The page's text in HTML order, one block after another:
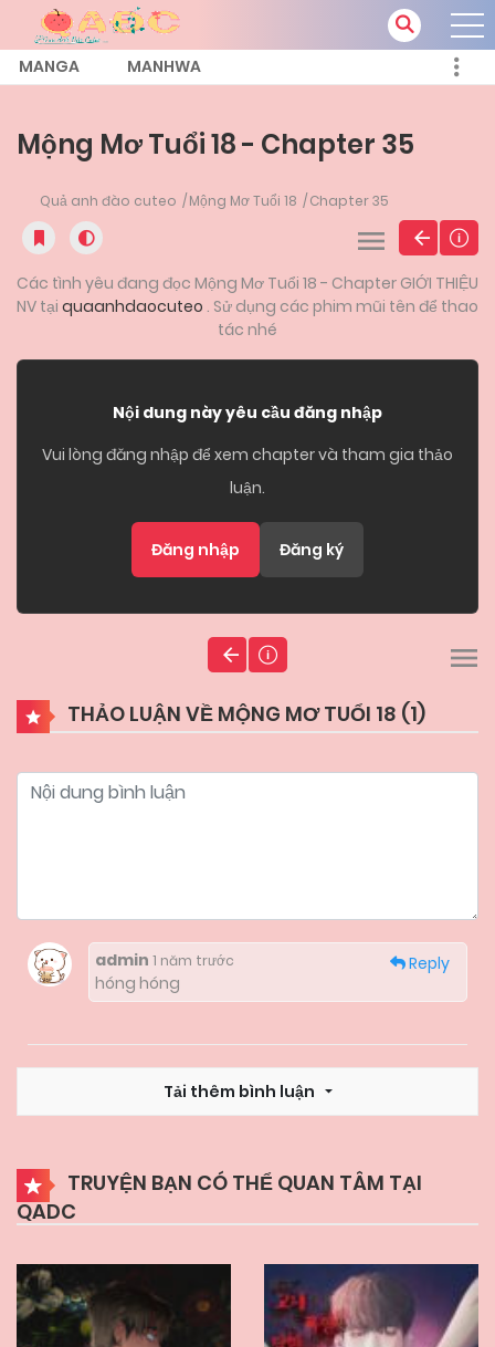
MANGA MANHWA
Mộng Mơ Tuổi 18 - Chapter 35
Quả anh đào cuteo Mộng Mơ Tuổi 18 Chapter 35
Các tình yêu đang đọc Mộng Mơ Tuổi 18 - Chapter GIỚI THIỆU
NV tại quaanhdaocuteo . Sử dụng các phim mũi tên để thao
tác nhé
Nội dung này yêu cầu đăng nhập
Vui lòng đăng nhập để xem chapter và tham gia thảo
luận.
Đăng nhập Đăng ký
THẢO LUẬN VỀ MỘNG MƠ TUỔI 18 (1)
admin 1 năm trước
hóng hóng
Reply
Tải thêm bình luận
TRUYỆN BẠN CÓ THỂ QUAN TÂM TẠI
QADC